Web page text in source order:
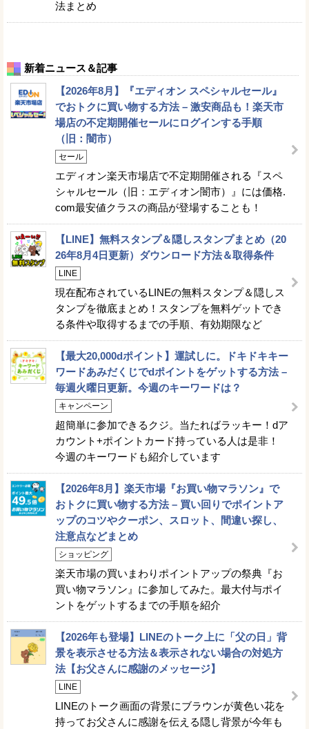
法まとめ
新着ニュース＆記事
【2026年8月】『エディオン スペシャルセール』
でおトクに買い物する方法 – 激安商品も！楽天市
場店の不定期開催セールにログインする手順
（旧：闇市）
セール
エディオン楽天市場店で不定期開催される『スペ
シャルセール（旧：エディオン闇市）』には価格.
com最安値クラスの商品が登場することも！
【LINE】無料スタンプ＆隠しスタンプまとめ（20
26年8月4日更新）ダウンロード方法＆取得条件
LINE
現在配布されているLINEの無料スタンプ＆隠しス
タンプを徹底まとめ！スタンプを無料ゲットでき
る条件や取得するまでの手順、有効期限など
【最大20,000dポイント】運試しに。ドキドキキー
ワードあみだくじでdポイントをゲットする方法 –
毎週火曜日更新。今週のキーワードは？
キャンペーン
超簡単に参加できるクジ。当たればラッキー！dア
カウント+ポイントカード持っている人は是非！
今週のキーワードも紹介しています
【2026年8月】楽天市場『お買い物マラソン』で
おトクに買い物する方法 – 買い回りでポイントア
ップのコツやクーポン、スロット、間違い探し、
注意点などまとめ
ショッピング
楽天市場の買いまわりポイントアップの祭典『お
買い物マラソン』に参加してみた。最大付与ポイ
ントをゲットするまでの手順を紹介
【2026年も登場】LINEのトーク上に「父の日」背
景を表示させる方法＆表示されない場合の対処方
法【お父さんに感謝のメッセージ】
LINE
LINEのトーク画面の背景にブラウンが黄色い花を
持ってお父さんに感謝を伝える隠し背景が今年も